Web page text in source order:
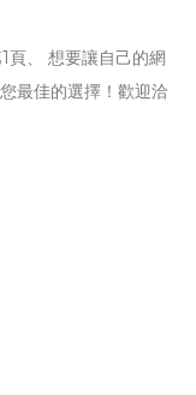
頁、 想要讓自己的網
最佳的選擇！歡迎洽